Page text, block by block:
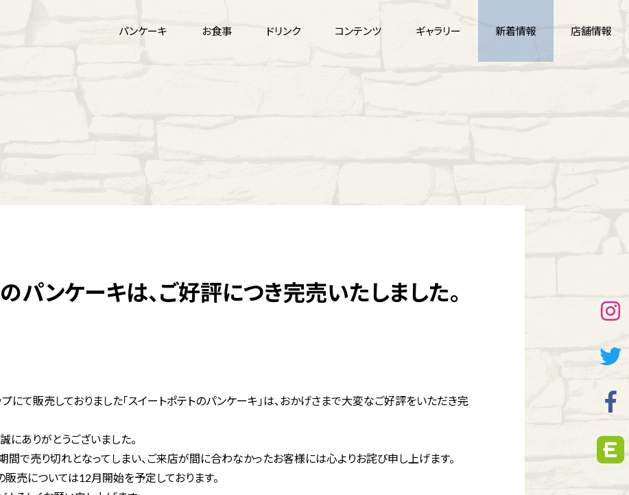
パンケーキ お食事 ドリンク コンテンツ ギャラリー 新着情報 店舗情報
パンケーキは、ご好評につき完売いたしました。
にて販売しておりました「スイートポテトのパンケーキ」は、おかげさまで大変なご好評をいただき完
にありがとうございました。
で売り切れとなってしまい、ご来店が間に合わなかったお客様には心よりお詫び申し上げます。
売については12月開始を予定しております。